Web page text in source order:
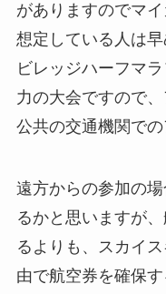
がありますのでマ
想定している人は
ビレッジハーフマ
力の大会ですので
公共の交通機関での
遠方からの参加の
るかと思いますが
るよりも、スカイ
由で航空券を確保